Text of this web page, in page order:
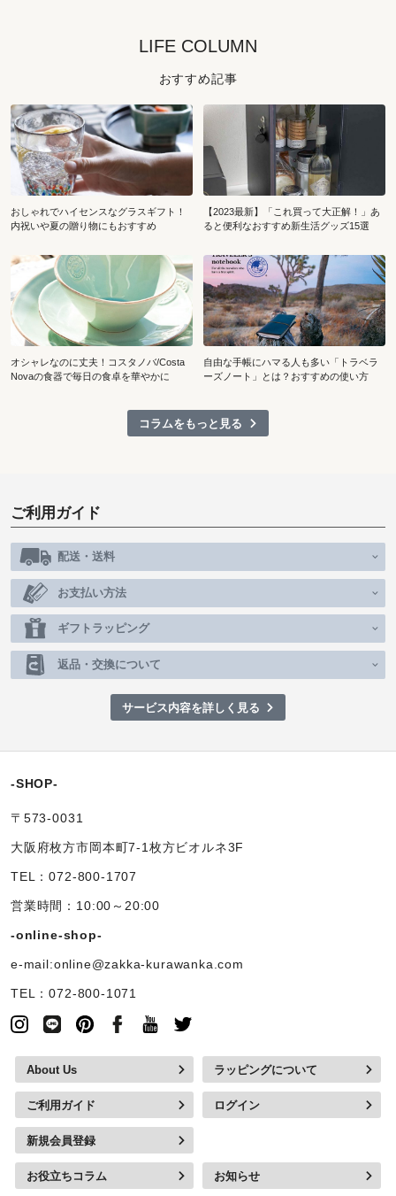
LIFE COLUMN
おすすめ記事
おしゃれでハイセンスなグラスギフト！
内祝いや夏の贈り物にもおすすめ
【2023最新】「これ買って大正解！」あ
ると便利なおすすめ新生活グッズ15選
オシャレなのに丈夫！コスタノバ/Costa
Novaの食器で毎日の食卓を華やかに
自由な手帳にハマる人も多い「トラベラ
ーズノート」とは？おすすめの使い方
コラムをもっと見る
ご利用ガイド
配送・送料
お支払い方法
ギフトラッピング
返品・交換について
サービス内容を詳しく見る
-SHOP-
〒573-0031
大阪府枚方市岡本町7-1枚方ビオルネ3F
TEL：072-800-1707
営業時間：10:00～20:00
-online-shop-
e-mail:online@zakka-kurawanka.com
TEL：072-800-1071
About Us ラッピングについて
ご利用ガイド ログイン
新規会員登録
お役立ちコラム お知らせ